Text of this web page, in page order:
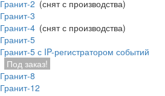
Гранит-2 (снят с производства)
Гранит-3
Гранит-4 (снят с производства)
Гранит-5
Гранит-5 с IP-регистратором событий
Под заказ!
Гранит-8
Гранит-12